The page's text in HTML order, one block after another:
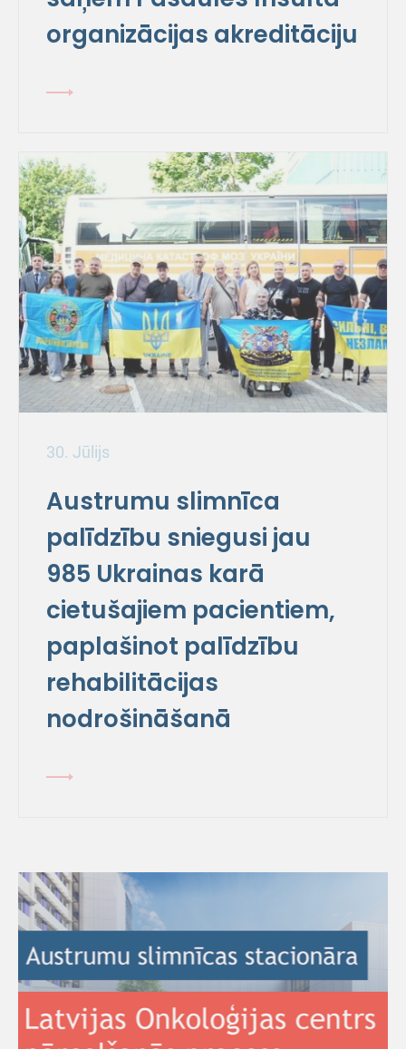
organizācijas akreditāciju
30. Jūlijs
Austrumu slimnīca
palīdzību sniegusi jau
985 Ukrainas karā
cietušajiem pacientiem,
paplašinot palīdzību
rehabilitācijas
nodrošināšanā